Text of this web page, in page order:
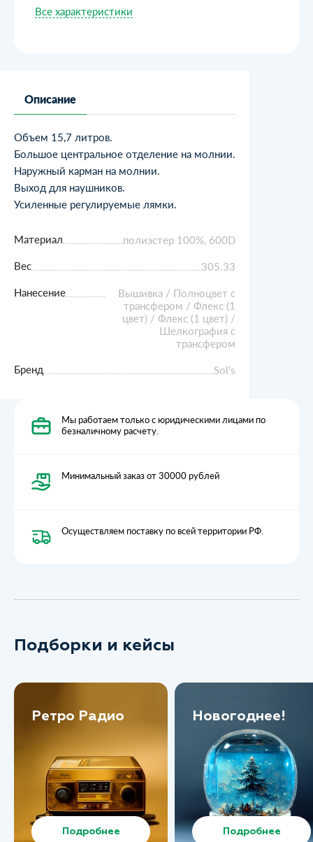
Все характеристики
Мы работаем только с юридическими лицами по
безналичному расчету.
Минимальный заказ от 30000 рублей
Осуществляем поставку по всей территории РФ.
Описание
Объем 15,7 литров.
Большое центральное отделение на молнии.
Наружный карман на молнии.
Выход для наушников.
Усиленные регулируемые лямки.
Материал
полиэстер 100%, 600D
Вес
305.33
Нанесение
Вышивка / Полноцвет с
трансфером / Флекс (1
цвет) / Флекс (1 цвет) /
Шелкография с
трансфером
Бренд
Sol's
Подборки и кейсы
Ретро Радио
Подробнее
Новогоднее!
Подробнее